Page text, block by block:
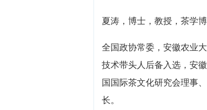
夏涛，博士，教授，茶学
全国政协常委，安徽农业
技术带头人后备入选，安
国国际茶文化研究会理事
长。